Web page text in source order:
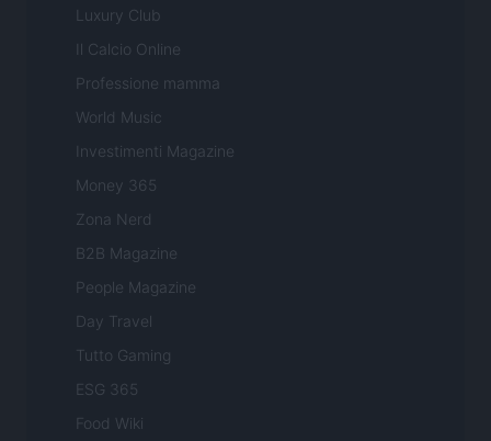
Luxury Club
Il Calcio Online
Professione mamma
World Music
Investimenti Magazine
Money 365
Zona Nerd
B2B Magazine
People Magazine
Day Travel
Tutto Gaming
ESG 365
Food Wiki